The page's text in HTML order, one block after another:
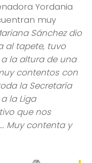
Yordania
muy
Sánchez dio
al tapete, tuvo
a la altura de una
contentos con
la Secretaría
la Liga
que nos
Muy contenta y